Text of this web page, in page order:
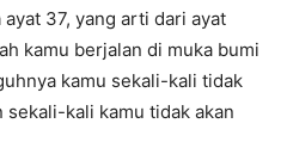
37, yang arti dari ayat
kamu berjalan di muka bumi
kamu sekali-kali tidak
kali kamu tidak akan